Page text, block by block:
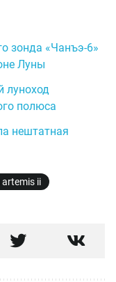
зонда «Чанъэ-6»
Луны
луноход
полюса
нештатная
ii